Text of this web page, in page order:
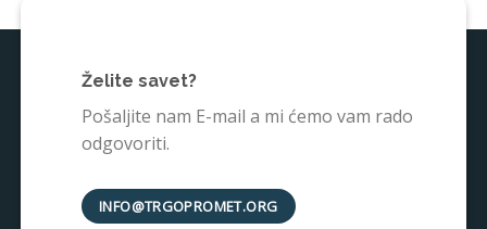
Želite savet?
Pošaljite nam E-mail a mi ćemo vam rado
odgovoriti.
INFO@TRGOPROMET.ORG